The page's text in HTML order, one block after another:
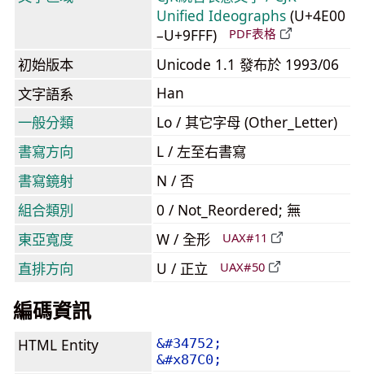
Unified Ideographs (U+4E00
–U+9FFF)
PDF表格
初始版本
Unicode 1.1 發布於 1993/06
文字語系
Han
一般分類
Lo / 其它字母 (Other_Letter)
書寫方向
L / 左至右書寫
書寫鏡射
N / 否
組合類別
0 / Not_Reordered; 無
東亞寬度
W / 全形 UAX#11
直排方向 U / 正立 UAX#50
編碼資訊
HTML Entity
&#34752;
&#x87C0;